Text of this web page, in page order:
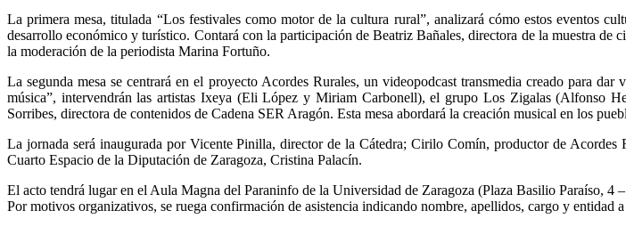
La primera mesa, titulada “Los festivales como motor de la cultura rural”, analizará cómo estos eventos
desarrollo económico y turístico. Contará con la participación de Beatriz Bañales, directora de la muestra
la moderación de la periodista Marina Fortuño.
La segunda mesa se centrará en el proyecto Acordes Rurales, un videopodcast transmedia creado para
música”, intervendrán las artistas Ixeya (Eli López y Miriam Carbonell), el grupo Los Zigalas (Alfonso
Sorribes, directora de contenidos de Cadena SER Aragón. Esta mesa abordará la creación musical en los
La jornada será inaugurada por Vicente Pinilla, director de la Cátedra; Cirilo Comín, productor de
Cuarto Espacio de la Diputación de Zaragoza, Cristina Palacín.
El acto tendrá lugar en el Aula Magna del Paraninfo de la Universidad de Zaragoza (Plaza Basilio Paraíso, 4
Por motivos organizativos, se ruega confirmación de asistencia indicando nombre, apellidos, cargo y entidad